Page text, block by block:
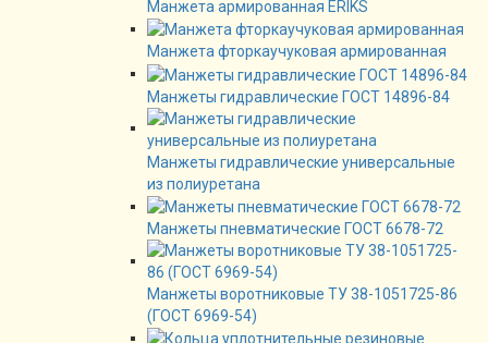
Манжета армированная ERIKS
Манжета фторкаучуковая армированная
Манжеты гидравлические ГОСТ 14896-84
Манжеты гидравлические универсальные
из полиуретана
Манжеты пневматические ГОСТ 6678-72
Манжеты воротниковые ТУ 38-1051725-86
(ГОСТ 6969-54)